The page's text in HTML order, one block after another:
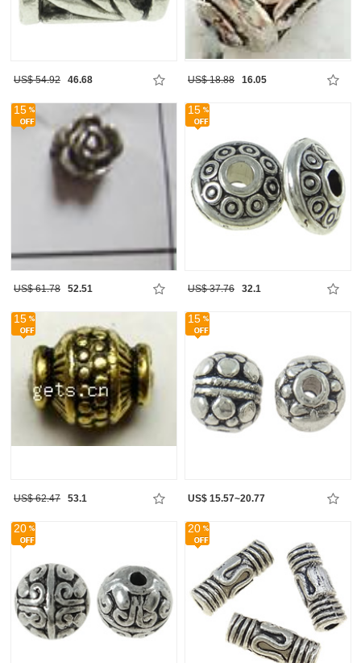
US$ 54.92 46.68 US$ 18.88 16.05
15
US$ 61.78 52.51
15
US$ 37.76 32.1
15
US$ 62.47 53.1
15
US$ 15.57~20.77
20 20